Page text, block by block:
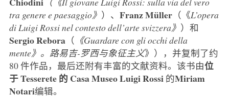
tra genere e paesaggio》 ）、 Franz Müller（《L’opera
di Luigi Rossi nel contesto dell’arte svizzera》 ）和
Sergio Rebora （ 《Guardare con gli occhi della
mente》。路易吉-罗西与象征主义》），并复制了约
80 件作品，最后还附有丰富的文献资料。该书由位
于 Tesserete 的 Casa Museo Luigi Rossi 的Miriam
Notari编辑。